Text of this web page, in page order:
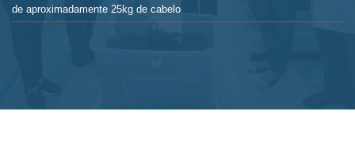
de aproximadamente 25kg de cabelo